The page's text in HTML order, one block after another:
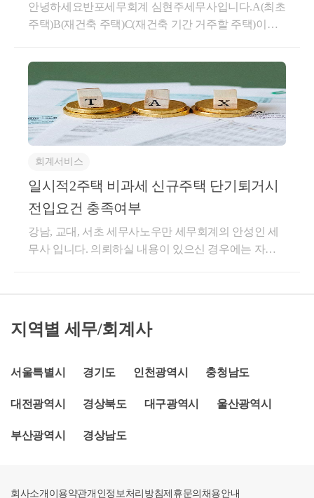
정대상지역에 있는 경우에는 1년으로 한다. 이하 이 조
에서 “일시적 2주택 기간”이라 한다) 이내에 종전 주택
주택이거나 종전 주택등이 조합원입주권 또는 주택분
양권인 경우에는 신규 주택을 포함한다)을 처분하는
경우 해당 신규 주택을 말한다.② 제1항을 적용할 때
조합원입주권 또는 주택분양권을 1개 소유한 1세대가
그 조합원입주권 또는 주택분양권을 소유한 상태에서
신규 주택을 취득한 경우에는 해당 조합원입주권 또는
주택분양권에 의한 주택을 취득한 날부터 일시적 2주
택 기간을 기산한다.③ 제1항을 적용할 때 종전 주택등
이 「도시 및 주거환경정비법」 제74조제1항에 따른
에 관한 특례법」 제29조제1항에 따른 사업시행계획
인가를 받은 주택인 경우로서 관리처분계획인가 또는
로 본다.​​일반적인 경우의 일시적 2주택은, [종전물건을
여기서 조금 변형을 가해보겠습니다.​① 지방세법 시행
권/분양권인 경우에는 종전물건이 아닌 신규주택을 양
도해도 일시적 2주택을 인정한다고 하였습니다. ② 제
안녕하세요반포세무회계 심현주세무사입니다.​A(최초
주택)B(재건축 주택)C(재건축 기간 거주할 주택)이라
A와C 모두 비과세가 적용됩니다.​같은날 양도와 취득
최소한 AC 가 같은날 양도되고 취득하여야 두가지 비
과세를 동시에 적용받으실수 있습니다.​양도, 서면-201
9-법령해석재산-0466 [법령해석과-1622] , 2021.05.07[
제 목 ]재건축대상주택 취득시점 일시적 2주택인 경우
이후 취득한 대체주택의 소득령§156의2⑤ 적용 여부[
요 지 ]종전주택(A)을 소유한 1세대가 재건축 사업시행
인가된 재건축대상 주택(B)을 취득한 후, 대체주택(C)
취득 전에 종전주택(A)를 양도하여 일시적 2주택에 해
당하는 경우 이후 취득한 대체주택(C)은 소득령§156의
2⑤의 규정을 적용받을 수 있음[ 회 신 ]귀 서면질의의
은 적용되지 않는 것이나,종전주택(A)을 소유한 1세대
가 재건축 사업시행 인가된 재건축대상주택(B)을 취득
「소득세법 시행령」제155조제1항에 따른 일시적 2주
적용받는 경우재건축대상주택(B)의 재건축 사업시행
례규정에서 정하는 다른 요건을 충족할 경우 해당규정
회계서비스
일시적2주택 비과세 신규주택 단기퇴거시
전입요건 충족여부
강남, 교대, 서초 세무사노우만 세무회계의 안성인 세
무사 입니다. 의뢰하실 내용이 있으신 경우에는 자료
충족하기 위해서는 1년 내 전입 및 1년내 양도 요건이
필요합니다. ​여기서 전입만 하면 되는 것이 아니라 30
할 목적이 있었는지 여부는 다른 상황 등을 종합적으
는 것이 아니라 실질을 따져서 판단하게 됩니다. ​이하
지역별 세무/회계사
서울특별시 경기도 인천광역시 충청남도
대전광역시 경상북도 대구광역시 울산광역시
부산광역시 경상남도
회사소개 이용약관개인정보처리방침제휴문의 채용안내